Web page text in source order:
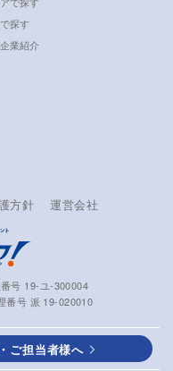
探す
業紹介
方針 運営会社
号 19-ユ-300004
番号 派 19-020010
ご担当者様へ